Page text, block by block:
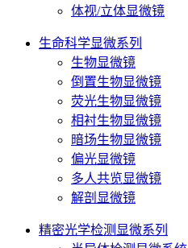
体视/立体显微镜
生命科学显微系列
生物显微镜
倒置生物显微镜
荧光生物显微镜
相衬生物显微镜
暗场生物显微镜
偏光显微镜
多人共览显微镜
解剖显微镜
精密光学检测显微系列